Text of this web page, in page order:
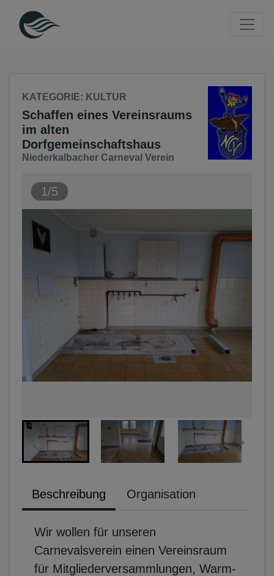
Seite
Klicken Sie, um die Navigation zu überspringen und zum
KATEGORIE: KULTUR
Schaffen eines Vereinsraums
im alten
Dorfgemeinschaftshaus
Niederkalbacher Carneval Verein
1/5
Beschreibung Organisation
Wir wollen für unseren
Carnevalsverein einen Vereinsraum
für Mitgliederversammlungen, Warm-